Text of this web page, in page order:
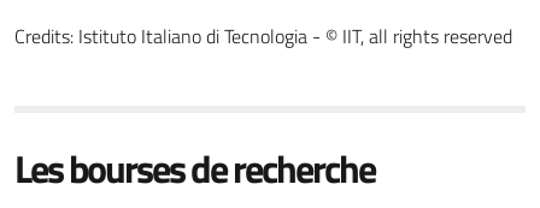
Credits: Istituto Italiano di Tecnologia - © IIT, all rights reserved
Les bourses de recherche